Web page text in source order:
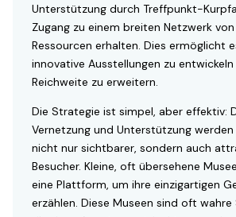
Unterstützung durch Treffpunkt-
Zugang zu einem breiten Netzwerk
Ressourcen erhalten. Dies ermöglicht
innovative Ausstellungen zu
Reichweite zu erweitern.
Die Strategie ist simpel, aber effektiv:
Vernetzung und Unterstützung werden
nicht nur sichtbarer, sondern auch
Besucher. Kleine, oft übersehene
eine Plattform, um ihre einzigartigen
erzählen. Diese Museen sind oft